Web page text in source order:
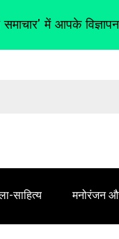
साहित्य मनोरंजन
समाचार' में आपके